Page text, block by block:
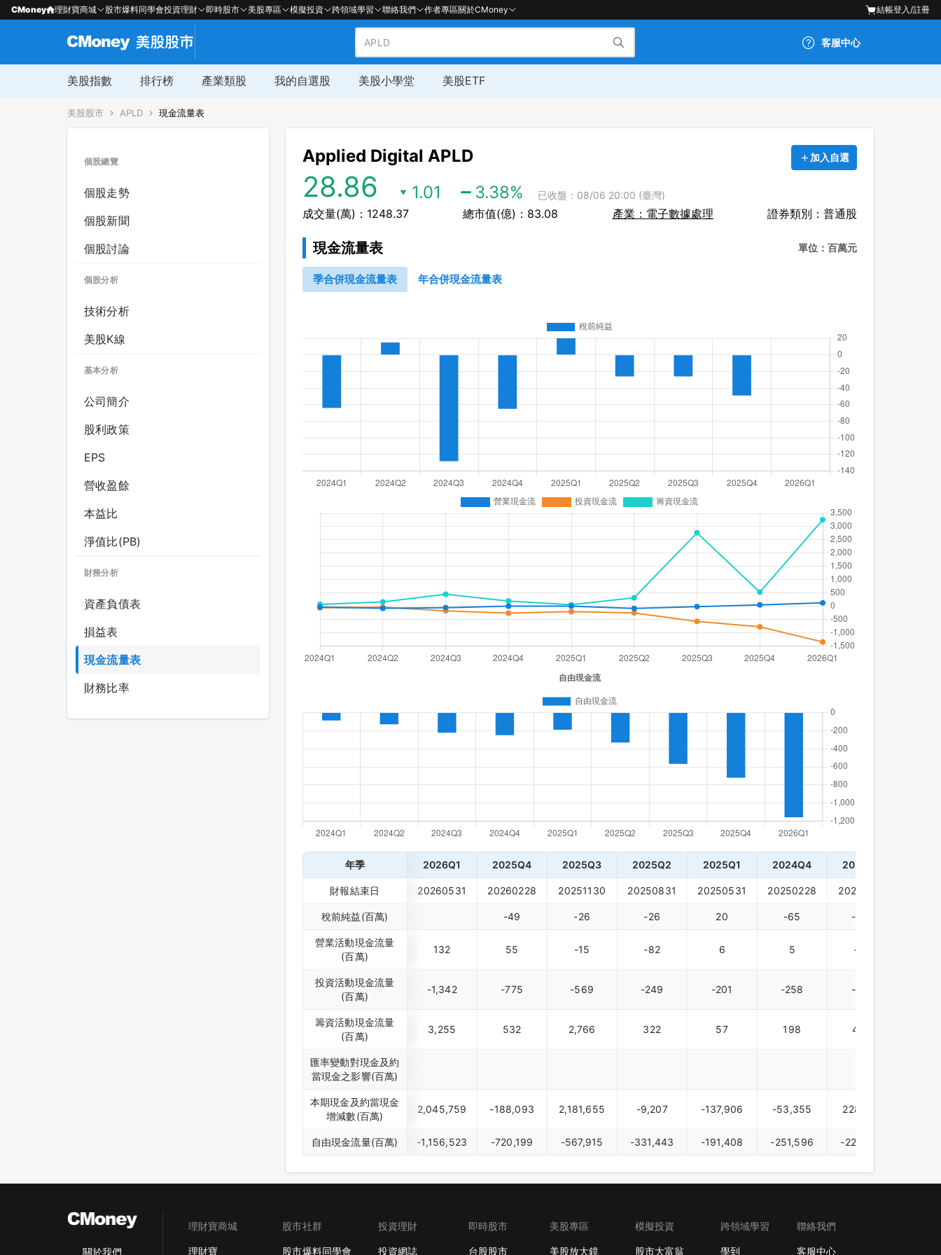
CMoney 理財寶商城 股市爆料同學會投資理財 即時股市 美股專區 模擬投資 跨領域學習 聯絡我們 作者專區關於CMoney 結帳登入/註冊
客服中心
美股指數 排行榜 產業類股 我的自選股 美股小學堂 美股ETF
美股股市 APLD 現金流量表
個股總覽
個股走勢
個股新聞
個股討論
個股分析
技術分析
美股K線
基本分析
公司簡介
股利政策
EPS
營收盈餘
本益比
淨值比(PB)
財務分析
資產負債表
損益表
現金流量表
財務比率
Applied Digital APLD 加入自選
28.86 1.01 3.38% 已收盤：08/06 20:00 (臺灣)
成交量(萬)：1248.37 總市值(億)：83.08 產業：電子數據處理 證券類別：普通股
現金流量表 單位：百萬元
季合併現金流量表 年合併現金流量表
年季 2026Q1 2025Q4 2025Q3 2025Q2 2025Q1 2024Q4 2024Q3
財報結束日 20260531 20260228 20251130 20250831 20250531 20250228 20241130
稅前純益(百萬) -49 -26 -26 20 -65 -128
營業活動現金流量
(百萬)
132 55 -15 -82 6 5 -52
投資活動現金流量
(百萬)
-1,342 -775 -569 -249 -201 -258 -174
籌資活動現金流量
(百萬)
3,255 532 2,766 322 57 198 455
匯率變動對現金及約
當現金之影響(百萬)
本期現金及約當現金
增減數(百萬)
2,045,759 -188,093 2,181,655 -9,207 -137,906 -53,355 228,022
自由現金流量(百萬) -1,156,523 -720,199 -567,915 -331,443 -191,408 -251,596 -223,313
關於我們
理財寶商城
理財寶
股市社群
股市爆料同學會
投資理財
投資網誌
即時股市
台股股市
美股專區
美股放大鏡
模擬投資
股市大富翁
跨領域學習
學到
聯絡我們
客服中心